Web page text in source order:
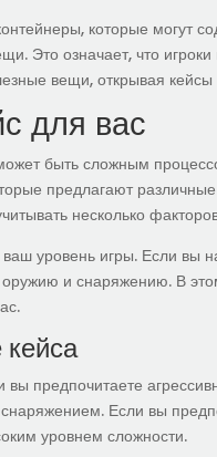
которые могут
Это означает, что
вещи, открывая
для вас
быть сложным
предлагают
несколько
уровень игры. Если вы
и снаряжению. В
предпочитаете
Если вы
уровнем сложности.